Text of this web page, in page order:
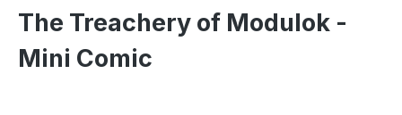
The Treachery of Modulok -
Mini Comic